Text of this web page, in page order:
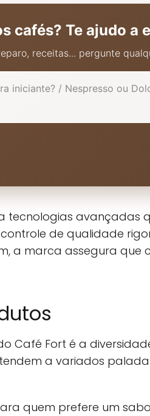
cafés? Te ajudo a
receitas... pergunte
tecnologias avançadas
de qualidade
a marca assegura
Café Fort é a
a variados
quem prefere um